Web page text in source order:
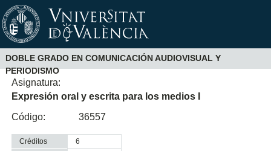
DOBLE GRADO EN COMUNICACIÓN AUDIOVISUAL Y
PERIODISMO
Asignatura:
Expresión oral y escrita para los medios I
Código:
36557
Créditos
6